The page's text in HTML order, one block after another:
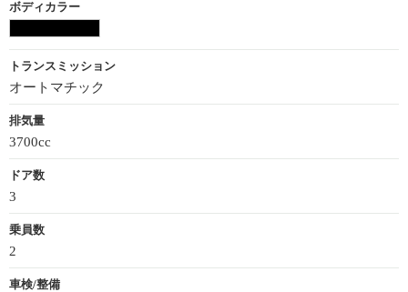
ボディカラー
トランスミッション
オートマチック
排気量
3700cc
ドア数
3
乗員数
2
車検/整備